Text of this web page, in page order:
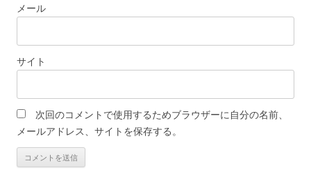
メール
サイト
次回のコメントで使用するためブラウザーに自分の名前、
メールアドレス、サイトを保存する。